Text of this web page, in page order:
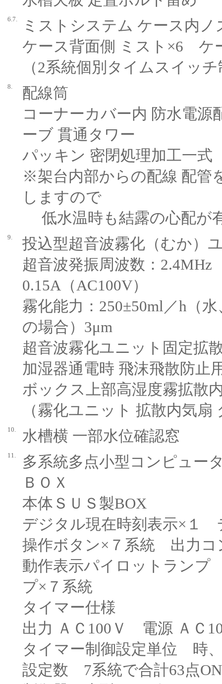
6.7.
ミストシステム ケース内ノ
ケース背面側 ミスト×6
（2系統個別タイムスイッ
8.
配線筒
コーナーカバー内 防水電
ーブ 貫通タワー
パッキン 密閉処理加工一式
※架台内部からの配線 配管
しますので
低水温時も結露の心配が
9.
投込型超音波霧化（むか）
超音波発振周波数：
0.15A（AC100V）
霧化能力：250±50ml／h（
の場合）3μm
超音波霧化ユニット固定拡
加湿器通電時 飛沫飛散防止
ボックス上部高湿度霧拡散
（霧化ユニット 拡散内気
10. 水槽横 一部水位確認窓
11.
多系統多点小型コンピュー
ＢＯＸ
本体ＳＵＳ製BOX
デジタル現在時刻表示×１
操作ボタン×７系統 出力コ
動作表示パイロットラン
プ×７系統
タイマー仕様
出力 ＡＣ100Ｖ 電源 ＡＣ
タイマー制御設定単位 時
設定数 7系統で合計63点